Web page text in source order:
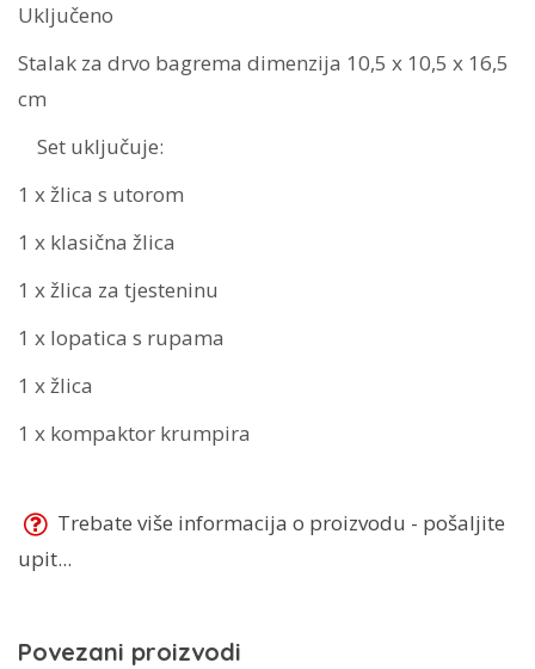
Uključeno
Stalak za drvo bagrema dimenzija 10,5 x 10,5 x 16,5
cm
Set uključuje:
1 x žlica s utorom
1 x klasična žlica
1 x žlica za tjesteninu
1 x lopatica s rupama
1 x žlica
1 x kompaktor krumpira
Trebate više informacija o proizvodu - pošaljite
upit...
Povezani proizvodi